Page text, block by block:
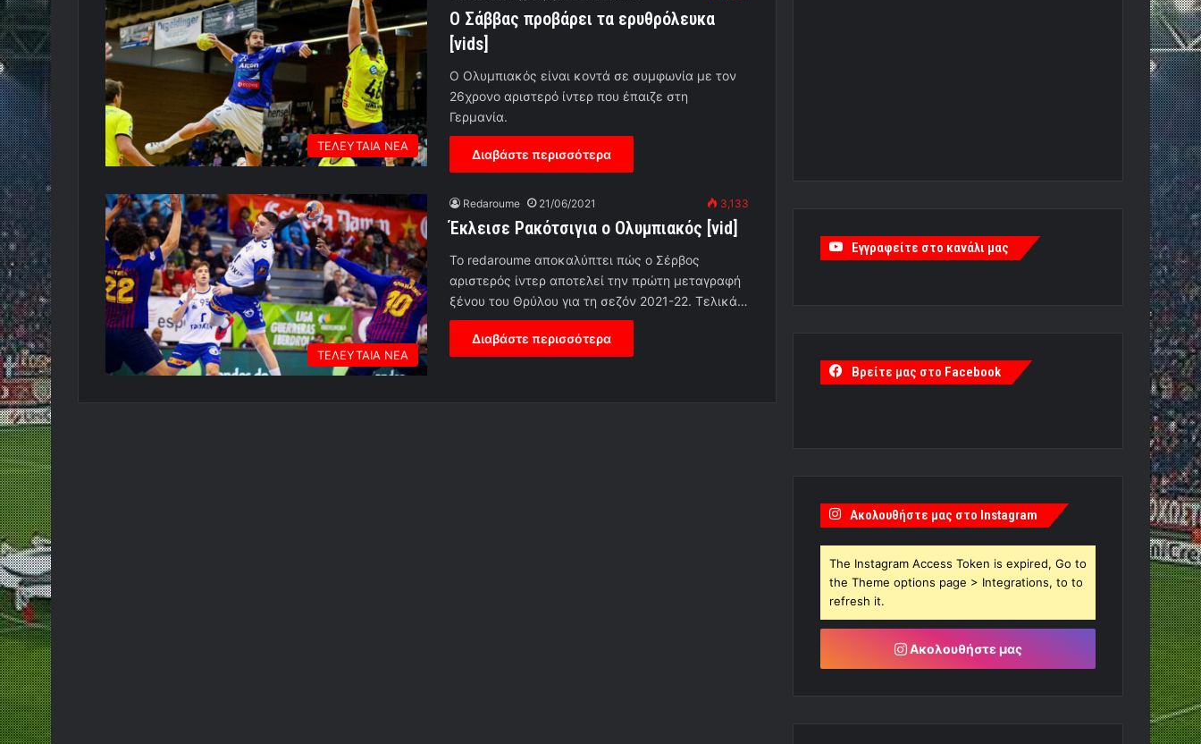
ΤΕΛΕΥΤΑΙΑ ΝΕΑ
Ο Σάββας προβάρει τα ερυθρόλευκα
[vids]
Ο Ολυμπιακός είναι κοντά σε συμφωνία με τον
26χρονο αριστερό ίντερ που έπαιζε στη
Γερμανία.
Διαβάστε περισσότερα
ΤΕΛΕΥΤΑΙΑ ΝΕΑ
Redaroume 21/06/2021 3,133
Έκλεισε Ρακότσιγια ο Ολυμπιακός [vid]
Το redaroume αποκαλύπτει πώς ο Σέρβος
αριστερός ίντερ αποτελεί την πρώτη μεταγραφή
ξένου του Θρύλου για τη σεζόν 2021-22. Τελικά…
Διαβάστε περισσότερα
Εγγραφείτε στο κανάλι μας
Βρείτε μας στο Facebook
Ακολουθήστε μας στο Instagram
The Instagram Access Token is expired, Go to
the Theme options page > Integrations, to to
refresh it.
Ακολουθήστε μας